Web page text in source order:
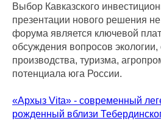
Выбор Кавказского
презентации нового решения
форума является ключевой
обсуждения вопросов
производства, туризма,
потенциала юга России.
«Архыз Vita» - современный
рожденный вблизи